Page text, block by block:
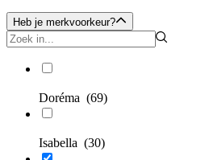
Heb je merkvoorkeur?
Doréma (69)
Isabella (30)